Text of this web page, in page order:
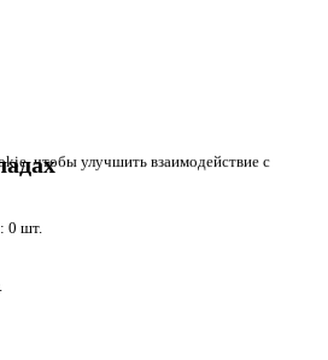
чтобы улучшить взаимодействие с
: 0 шт.